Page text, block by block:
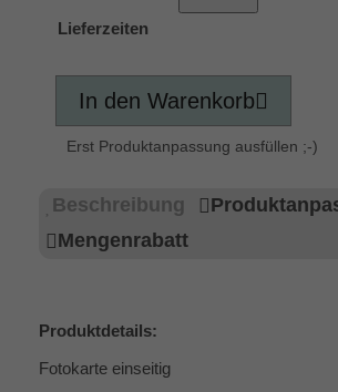
Lieferzeiten
In den Warenkorb
Erst Produktanpassung ausfüllen ;-)
Beschreibung
Mengenrabatt
Produktdetails:
Fotokarte einseitig